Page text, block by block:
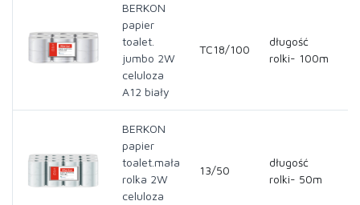
BERKON
papier
toalet.
jumbo 2W
celuloza
A12 biały
TC18/100
długość
rolki- 100m
BERKON
papier
toalet.mała
rolka 2W
celuloza
13/50
długość
rolki- 50m